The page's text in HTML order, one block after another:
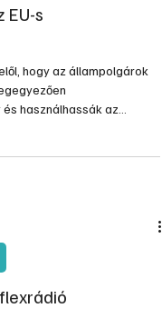
s
hogy az állampolgárok
használhassák az